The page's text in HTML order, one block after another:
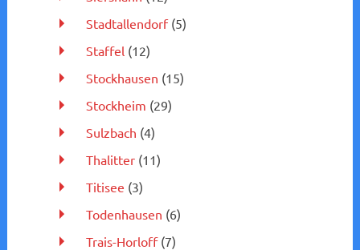
Stadtallendorf(5)
Staffel (12)
Stockhausen (15)
Stockheim (29)
Sulzbach (4)
Thalitter(11)
Titisee (3)
Todenhausen (6)
Trais-Horloff(7)